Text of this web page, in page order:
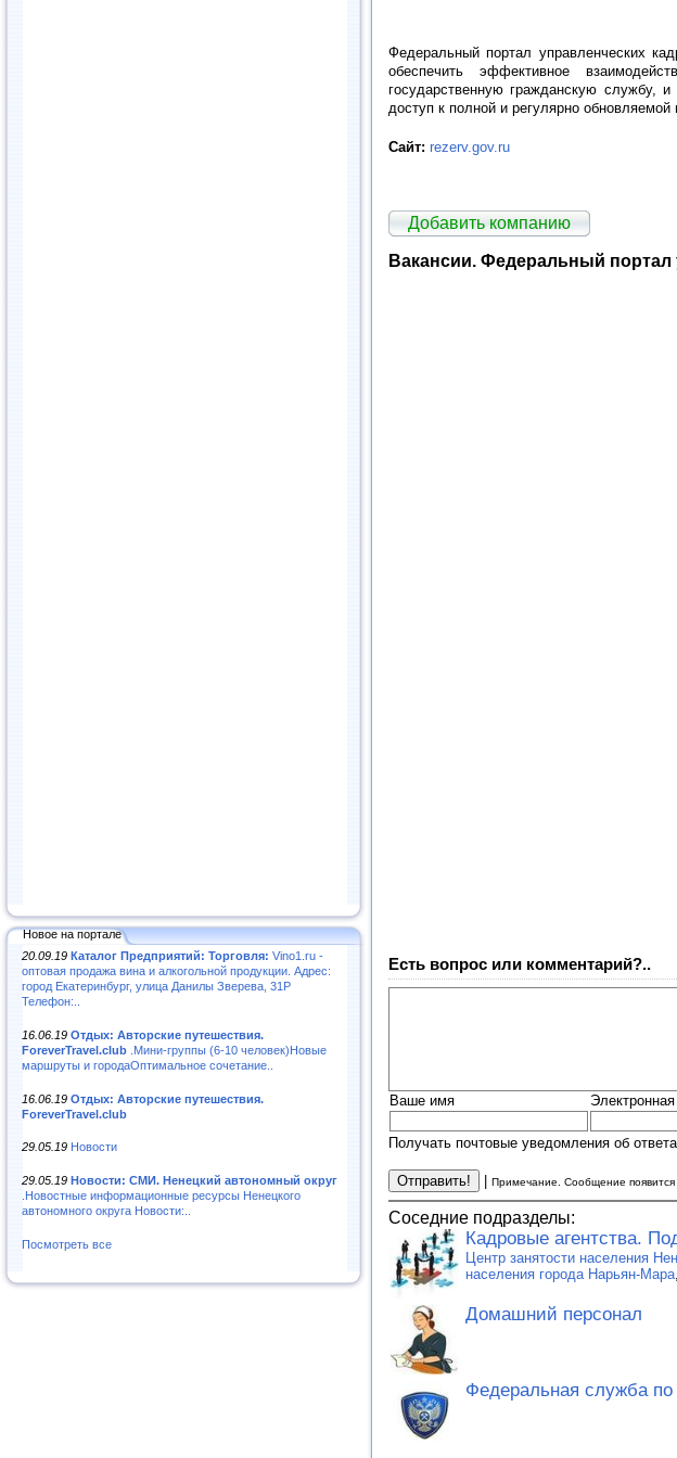
Новое на портале
20.09.19 Каталог Предприятий: Торговля: Vino1.ru -
оптовая продажа вина и алкогольной продукции. Адрес:
город Екатеринбург, улица Данилы Зверева, 31Р
Телефон:..
16.06.19 Отдых: Авторские путешествия.
ForeverTravel.club .Мини-группы (6-10 человек)Новые
маршруты и городаОптимальное сочетание..
16.06.19 Отдых: Авторские путешествия.
ForeverTravel.club
29.05.19 Новости
29.05.19 Новости: СМИ. Ненецкий автономный округ
.Новостные информационные ресурсы Ненецкого
автономного округа Новости:..
Посмотреть все
Федеральный портал управленческих
обеспечить эффективное
государственную гражданскую службу,
доступ к полной и регулярно
Сайт: rezerv.gov.ru
Добавить компанию
Вакансии. Федеральный портал
Есть вопрос или комментарий?..
Ваше имя
Получать почтовые уведомления об
Примечание. Сообщение появится
Соседние подразделы:
Кадровые агентства.
Центр занятости населения
населения города Нарьян-Мара
Домашний персонал
Федеральная служба по